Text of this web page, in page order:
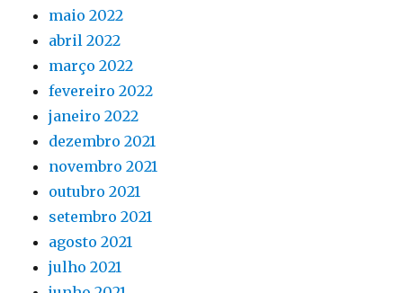
maio 2022
abril 2022
março 2022
fevereiro 2022
janeiro 2022
dezembro 2021
novembro 2021
outubro 2021
setembro 2021
agosto 2021
julho 2021